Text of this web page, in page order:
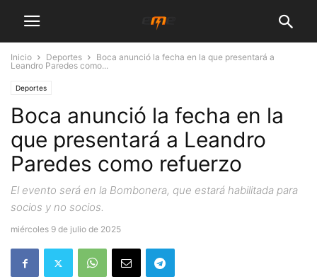
Inicio Deportes
Boca anunció la fecha en la que presentará a
Leandro Paredes como...
Deportes
Boca anunció la fecha en la
que presentará a Leandro
Paredes como refuerzo
El evento será en la Bombonera, que estará habilitada para
socios y no socios.
miércoles 9 de julio de 2025